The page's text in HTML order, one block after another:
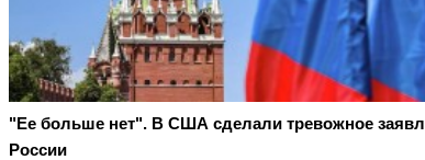
"Ее больше нет". В США сделали тревожное
России